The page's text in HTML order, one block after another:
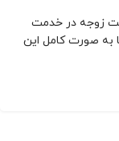
زوجه در خدمت
به صورت کامل این